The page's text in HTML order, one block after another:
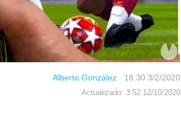
Alberto González · 18:30 3/2/2020
Actualizado: 3:52 12/10/2020